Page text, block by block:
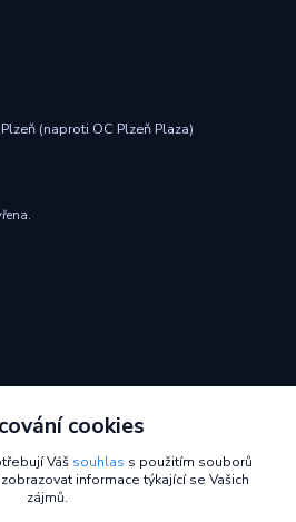
(naproti OC Plzeň Plaza)
doprava i bezpečná online platba
- Pouzdra, kryty, obaly, ochranná skla a
cookies
Váš souhlas s použitím souborů
informace týkající se Vašich
zájmů.